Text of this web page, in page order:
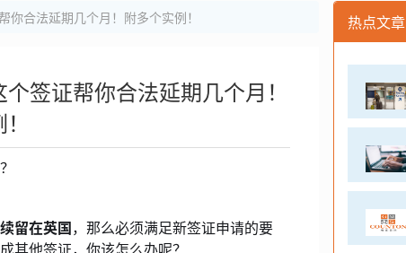
合法延期几个月！附多个实例！
签证帮你合法延期几个月！
留在英国 ，那么必须满足新签证申请的要
热点文章